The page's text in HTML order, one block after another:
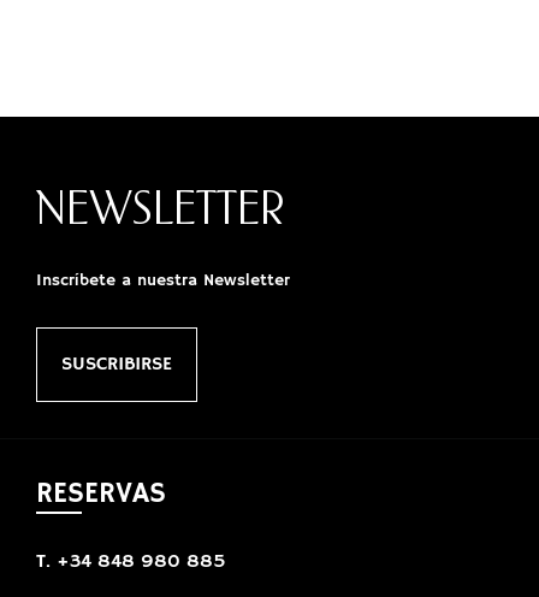
NEWSLETTER
Inscríbete a nuestra Newsletter
SUSCRIBIRSE
RESERVAS
T. +34 848 980 885